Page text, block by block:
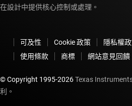
在設計中提供核心控制或處理。
可及性 Cookie 政策 隱私權
使用條款
商標 網站意見回饋
© Copyright 1995-2026Texas
利。